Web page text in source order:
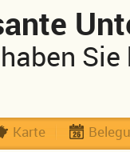
Karte